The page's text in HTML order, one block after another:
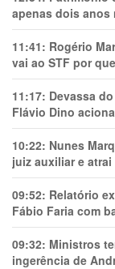
apenas dois anos
11:41: Rogério
vai ao STF por
11:17: Devassa
Flávio Dino
10:22: Nunes
juiz auxiliar e
09:52: Relatório
Fábio Faria com
09:32: Ministros
ingerência de